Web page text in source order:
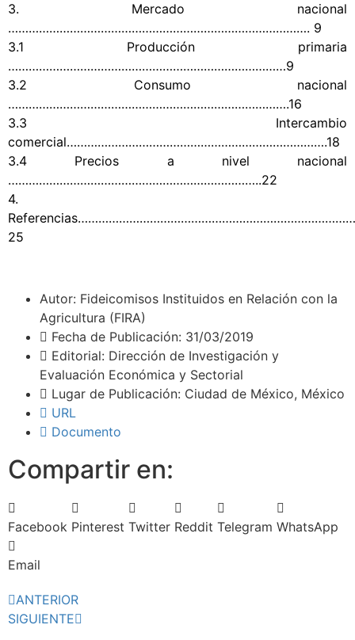
3. Mercado nacional
……………………………………………………………………………. 9
3.1 Producción primaria
………………………………………………………………………9
3.2 Consumo nacional
……………………………………………………………………….16
3.3 Intercambio
comercial………………………………………………………………….18
3.4 Precios a nivel nacional
………………………………………………………………..22
4.
25
Autor: Fideicomisos Instituidos en Relación con la
Agricultura (FIRA)
Fecha de Publicación: 31/03/2019
Editorial: Dirección de Investigación y
Evaluación Económica y Sectorial
Lugar de Publicación: Ciudad de México, México
URL
Documento
Compartir en:
Facebook Pinterest Twitter Reddit Telegram WhatsApp
Email
ANTERIOR
SIGUIENTE